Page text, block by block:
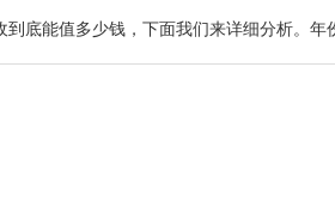
到底能值多少钱，下面我们来详细分析。年